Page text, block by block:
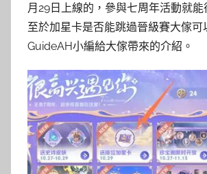
月29日上線的，參與七周年活動就能
至於加星卡是否能跳過晉級賽大傢可
GuideAH小編給大傢帶來的介紹。